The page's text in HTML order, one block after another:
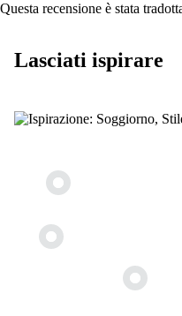
Questa recensione è stata
Lasciati ispirare